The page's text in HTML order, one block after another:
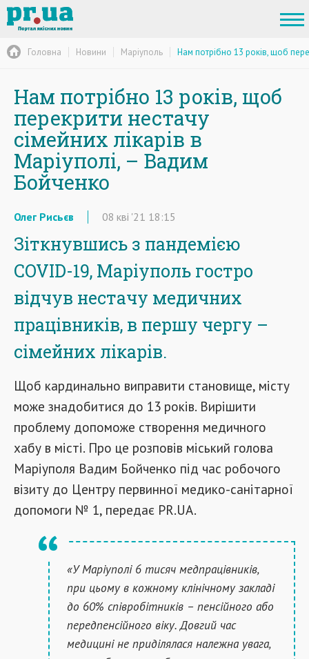
Головна Новини Маріуполь Нам потрібно 13 років, щоб
Нам потрібно 13 років, щоб
перекрити нестачу
сімейних лікарів в
Маріуполі, – Вадим
Бойченко
Олег Рисьєв 08 кві '21 18:15
Зіткнувшись з пандемією
COVID-19, Маріуполь гостро
відчув нестачу медичних
працівників, в першу чергу –
сімейних лікарів.
Щоб кардинально виправити становище, місту
може знадобитися до 13 років. Вирішити
проблему допоможе створення медичного
хабу в місті. Про це розповів міський голова
Маріуполя Вадим Бойченко під час робочого
візиту до Центру первинної медико-санітарної
допомоги № 1, передає PR.UA.
«У Маріуполі 6 тисяч медпрацівників,
при цьому в кожному клінічному закладі
до 60% співробітників – пенсійного або
передпенсійного віку. Довгий час
медицині не приділялася належна увага,